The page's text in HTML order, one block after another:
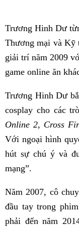
Trương Hinh Dư
Thương mại và Kỹ
giải trí năm 2009
game online ăn
Trương Hinh Dư
cosplay cho các
Online 2, Cross
Với ngoại hình
hút sự chú ý và
mạng”.
Năm 2007, cô
đầu tay trong phim
phải đến năm